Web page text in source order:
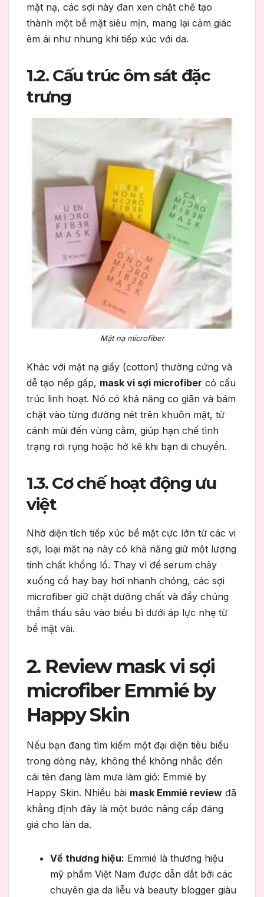
mặt nạ, các sợi này đan xen chặt chẽ tạo
thành một bề mặt siêu mịn, mang lại cảm giác
êm ái như nhung khi tiếp xúc với da.
1.2. Cấu trúc ôm sát đặc
trưng
Mặt nạ microfiber
Khác với mặt nạ giấy (cotton) thường cứng và
dễ tạo nếp gấp, mask vi sợi microfiber có cấu
trúc linh hoạt. Nó có khả năng co giãn và bám
chặt vào từng đường nét trên khuôn mặt, từ
cánh mũi đến vùng cằm, giúp hạn chế tình
trạng rơi rụng hoặc hở kẽ khi bạn di chuyển.
1.3. Cơ chế hoạt động ưu
việt
Nhờ diện tích tiếp xúc bề mặt cực lớn từ các vi
sợi, loại mặt nạ này có khả năng giữ một lượng
tinh chất khổng lồ. Thay vì để serum chảy
xuống cổ hay bay hơi nhanh chóng, các sợi
microfiber giữ chặt dưỡng chất và đẩy chúng
thẩm thấu sâu vào biểu bì dưới áp lực nhẹ từ
bề mặt vải.
2. Review mask vi sợi
microfiber Emmié by
Happy Skin
Nếu bạn đang tìm kiếm một đại diện tiêu biểu
trong dòng này, không thể không nhắc đến
cái tên đang làm mưa làm gió: Emmié by
Happy Skin. Nhiều bài mask Emmié review đã
khẳng định đây là một bước nâng cấp đáng
giá cho làn da.
Về thương hiệu: Emmié là thương hiệu
mỹ phẩm Việt Nam được dẫn dắt bởi các
chuyên gia da liễu và beauty blogger giàu